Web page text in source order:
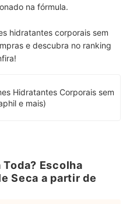
na fórmula.
hidratantes corporais sem
e descubra no ranking
Hidratantes Corporais sem
e mais)
Toda? Escolha
Seca a partir de